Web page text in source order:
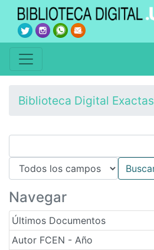
Biblioteca Digital Exactas
Navegar
Últimos Documentos
Autor FCEN - Año